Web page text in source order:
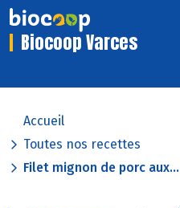
Biocoop Varces
Accueil
Toutes nos recettes
Filet mignon de porc aux...